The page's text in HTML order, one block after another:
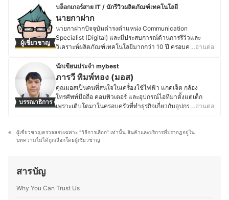
ดูแลทั้ง Hardware และ Software ภายในองค์กรมาหลายปี
รวมทั้งคอยดูแลแก้ไขปัญหาการใช้งานคอมพิวเตอร์ เช่น ซ่อม
คอมพิวเตอร์ Upgrade คอมพิวเตอร์ และตั้งค่าการใช้งานต่าง
ๆ ของระบบปฏิบัติการ Windows รวมถึงการใช้ Software
ต่าง ๆ ให้มีความพร้อมใช้งานอยู่เสมอ ด้วยความชอบส่วนตัว
วันอยู่แล้ว จึงคอยเรียนรู้และติดตามเทรนเทคโนโลยีเพื่อ
สามารถนำมาปรับใช้กับชีวิตประจำวันและการทำงานได้
อย่างมีประสิทธิภาพอยู่เสมอ ดังนั้นจากประสบการณ์การ
ทำงานโดยตรงและมีโอกาสได้ใช้งานผลิตภัณฑ์ต่าง ๆ จริง จึง
ทำให้มีความรู้และยังสามารถให้คำแนะนำสำหรับการใช้งาน
อุปกรณ์ต่าง ๆ ที่เกี่ยวกับด้าน IT ได้อย่างดี
ผู้เชี่ยวชาญ
บล็อกเกอร์สาย IT / นักรีวิวผลิตภัณฑ์เทคโนโลยี
นายกาฝาก
นายกาฝากปัจจุบันดำรงตำแหน่ง Communication
Specialist (Digital) และมีประสบการณ์ด้านการรีวิวและ
วิเคราะห์ผลิตภัณฑ์เทคโนโลยีมากกว่า 10 ปี ครอบคลุมตั้งแต่
ระดับองค์กรอย่าง NAS โดยมุ่งเน้นการให้ข้อมูลที่รอบด้าน
ชัดเจน และเป็นกลาง เพื่อสนับสนุนการตัดสินใจที่เหมาะสม
สำหรับผู้บริโภค โดยสำเร็จการศึกษาระดับปริญญาตรี
วิศวกรรมศาสตร์อิเล็กทรอนิกส์ จากมหาวิทยาลัยอัสสัมชัญ
และเคยศึกษาต่อในระดับปริญญาโทด้านจิตวิทยา
อุตสาหกรรมและองค์การ มีประสบการณ์ทำงานด้าน
รวมถึงบทบาทด้านการสื่อสารและการตลาดดิจิทัล ซึ่งตลอด
ระยะเวลาที่ผ่านมา นายกาฝากเคยเป็นทั้งนักเขียนและ
การใช้งานจริง และความคุ้มค่าของผลิตภัณฑ์อย่างเป็นระบบ
…อ่านต่อ
บรรณาธิการ
นักเขียนประจำ mybest
ภารวี พิมพ์ทอง (มอส)
คุณมอสเป็นคนที่สนใจในเครื่องใช้ไฟฟ้า แกดเจ็ต กล้อง
โทรศัพท์มือถือ คอมพิวเตอร์ และอุปกรณ์ไอทีมาตั้งแต่เด็ก
เพราะเติบโตมาในครอบครัวที่ทำธุรกิจเกี่ยวกับอุปกรณ์
ล่าสุด หรือแนวโน้มของตลาดอุปกรณ์อิเล็กทรอนิกส์ นอกจาก
การอัปเดตข้อมูลสินค้าไอทีแล้ว คุณมอสยังชื่นชอบงานช่าง
ด้อยของสินค้าเทคโนโลยีแต่ละประเภทได้อย่างชัดเจน ทำให้
…อ่านต่อ
ผู้เชี่ยวชาญตรวจสอบเฉพาะ "วิธีการเลือก" เท่านั้น สินค้าและบริการที่ปรากฏอยู่ใน
บทความไม่ได้ถูกเลือกโดยผู้เชี่ยวชาญ
สารบัญ
Why You Can Trust Us